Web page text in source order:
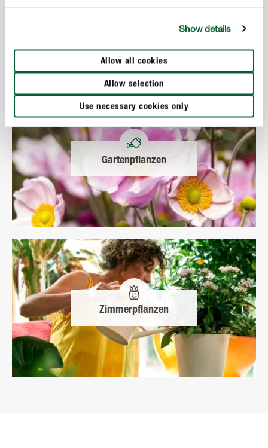
Show details
Allow all cookies
Allow selection
Use necessary cookies only
Gartenpflanzen
Zimmerpflanzen